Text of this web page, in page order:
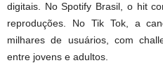
digitais. No Spotify Brasil, o hit
reproduções. No Tik Tok, a
milhares de usuários, com
entre jovens e adultos.